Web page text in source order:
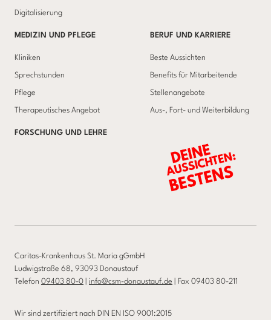
Digitalisierung
MEDIZIN UND PFLEGE
Kliniken
Sprechstunden
Pflege
Therapeutisches Angebot
BERUF UND KARRIERE
Beste Aussichten
Benefits für Mitarbeitende
Stellenangebote
Aus-, Fort- und Weiterbildung
FORSCHUNG UND LEHRE
Caritas-Krankenhaus St. Maria gGmbH
Ludwigstraße 68, 93093 Donaustauf
Telefon 09403 80-0 info@csm-donaustauf.de | Fax 09403 80-211
Wir sind zertifiziert nach DIN EN ISO 9001:2015